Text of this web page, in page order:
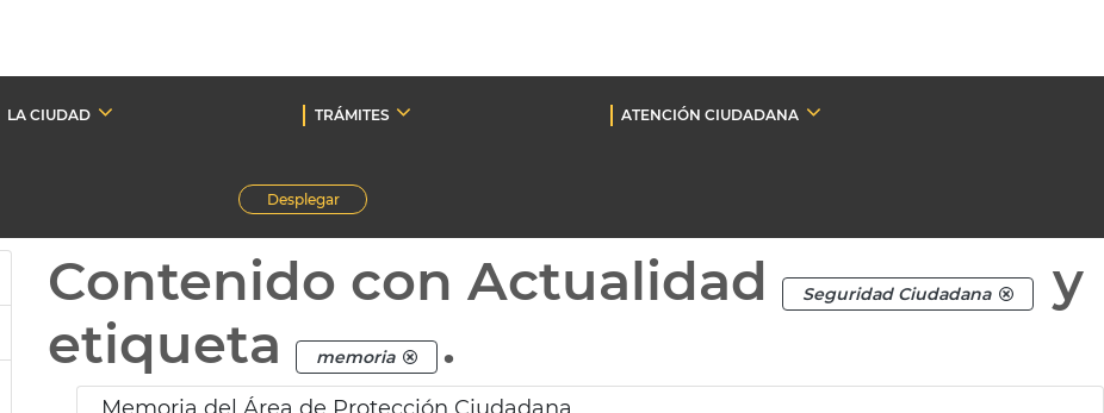
LA CIUDAD TRÁMITES
ATENCIÓN CIUDADANA
Desplegar
Contenido con Actualidad Seguridad Ciudadana
y
etiqueta
memoria .